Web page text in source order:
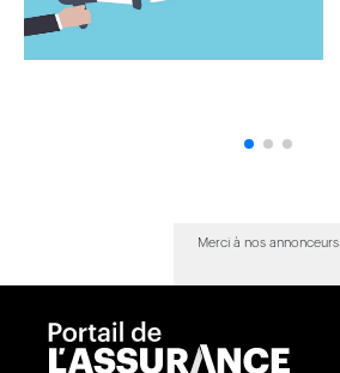
Merci à nos annonceurs